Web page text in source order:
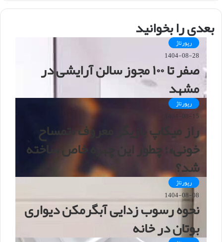
س
بعدی را بخوانید
رپورتاژ
1404-08-28
صفر تا ۱۰۰ مجوز سالن آرایشی در
مشهد
رپورتاژ
1404-08-15
راز میکاپ بازیگر معروف «تمساح
خونی»؛ چطور این چهره خاص ساخته
شد؟
رپورتاژ
1404-08-08
نحوه رسوب زدایی آبگرمکن دیواری
بوتان در خانه